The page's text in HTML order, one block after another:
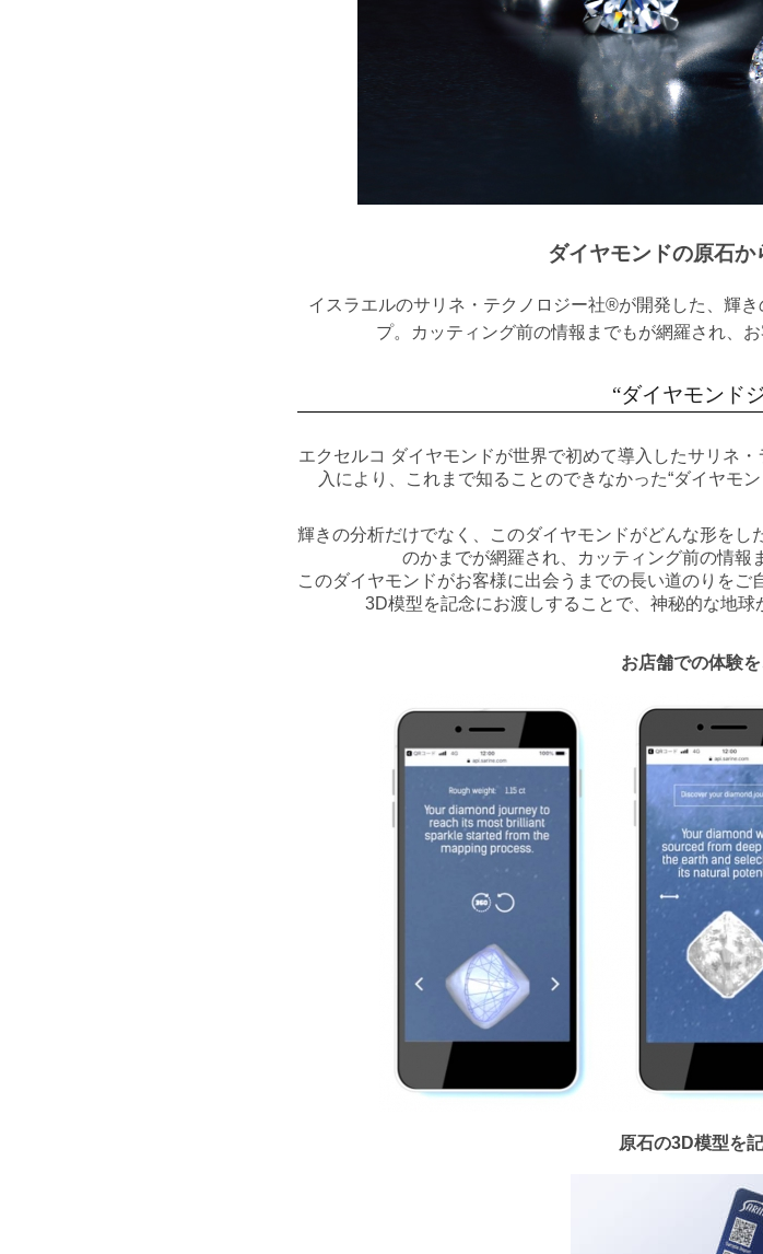
ダイヤモンドの原石か
イスラエルのサリネ・テクノロジー社®が開発した、輝
プ。カッティング前の情報までもが網羅され、
“ダイヤモンド
エクセルコ ダイヤモンドが世界で初めて導入したサリネ
入により、これまで知ることのできなかった“ダイヤモ
輝きの分析だけでなく、このダイヤモンドがどんな形を
のかまでが網羅され、カッティング前の情報
このダイヤモンドがお客様に出会うまでの長い道のりを
3D模型を記念にお渡しすることで、神秘的な地球
お店舗での体験
原石の3D模型を